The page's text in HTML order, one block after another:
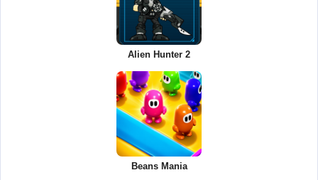
Alien Hunter 2
Beans Mania